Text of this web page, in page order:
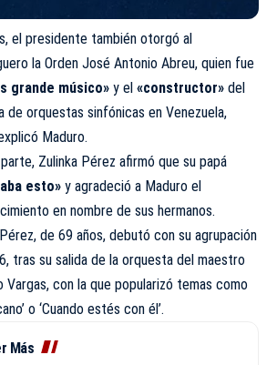
el presidente también otorgó al
la Orden José Antonio Abreu, quien fue
grande músico» y el «constructor» del
de orquestas sinfónicas en Venezuela,
Maduro.
Zulinka Pérez afirmó que su papá
esto» y agradeció a Maduro el
en nombre de sus hermanos.
de 69 años, debutó con su agrupación
tras su salida de la orquesta del maestro
Vargas, con la que popularizó temas como
o ‘Cuando estés con él’.
Más